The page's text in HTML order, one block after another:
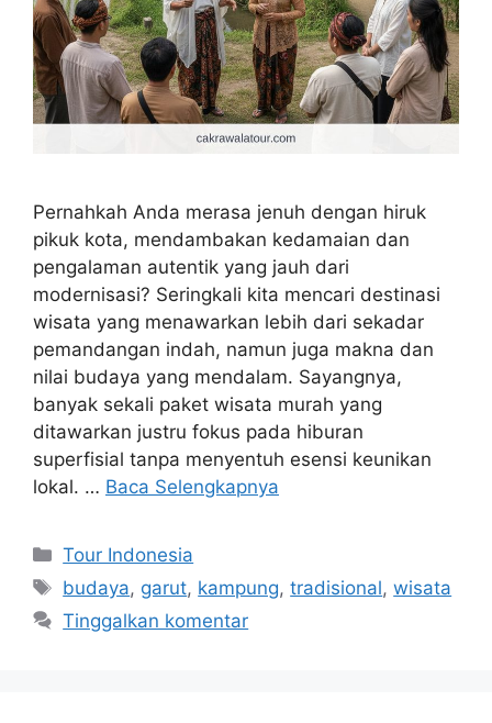
Pernahkah Anda merasa jenuh dengan hiruk
pikuk kota, mendambakan kedamaian dan
pengalaman autentik yang jauh dari
modernisasi? Seringkali kita mencari destinasi
wisata yang menawarkan lebih dari sekadar
pemandangan indah, namun juga makna dan
nilai budaya yang mendalam. Sayangnya,
banyak sekali paket wisata murah yang
ditawarkan justru fokus pada hiburan
superfisial tanpa menyentuh esensi keunikan
lokal. … Baca Selengkapnya
Kategori
Tour Indonesia
Tag
budaya, garut, kampung,tradisional,wisata
Tinggalkan komentar